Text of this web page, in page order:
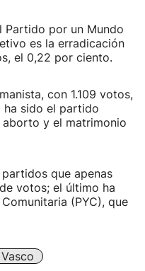
Partido por un Mundo
es la erradicación
el 0,22 por ciento.
con 1.109 votos,
ha sido el partido
aborto y el matrimonio
que apenas
votos; el último ha
(PYC), que